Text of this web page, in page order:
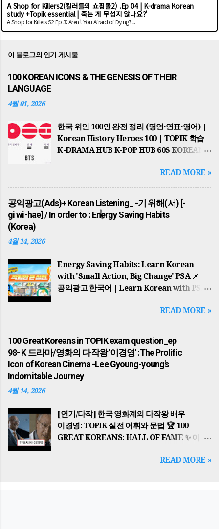
A Shop for Killers2(킬러들의 쇼핑몰2) .Ep 04 | K-drama Korean
study +Topik essential | 죽는 게 무섭지 않나요?'
A Shop for Killers S2 Ep 3: Aren't You Afraid of Dying?...
이 블로그의 인기 게시물
100 KOREAN ICONS & THE GENESIS OF THEIR
LANGUAGE
4월 01, 2026
한국 위인 100인 완전 정리 (명언·연표·영어) |
Korean History Heroes 100 | TOPIK 학습
K-DRAMA HUB K-POP HUB 60S KOREAN
HISTORICAL JOB & NEWS PSA KOREAN
REAL TASTE TOP 10 POST 📌 2026년 최신
업데이트 반영 THE ULTIMATE
HISTORICAL HUB 세종대왕부터 BTS까지…
한국을 바꾼 100인의 이야기 100 KOREAN
한반도의 역사는 단군왕검 이 고조선을
건국하면서 시작되었습니다. '홍익인간'이라는
건국 이념은 오늘날까지 한국인의 정신적
(주몽), 백제의 온조왕 , 신라의 박혁거세 는
각기 알에서 태어났다는 신비로운 탄생 설화를
가지고 각국을 세웠습니다. 가야의 김수로왕
역시 구지봉에서 내려온 황금 알을 통해 왕이
되었으며, 이들은 모두 하늘의 뜻을 받아
국가를 다스리기 시작했습니다. The history
serves as a spiritual guide for Koreans to
this ...
READ MORE »
공익광고(Ads)+ Korean Listening_ -기 위해(서) [-
gi wi-hae] / In order to : Energy Saving Habits
(Korea)
4월 14, 2026
Energy Saving Habits: Learn Korean
with 'Small Action, Big Change' PSA 📌
공익광고 한국어 | Learn Korean with PSA
Little Bother, A Big Participation: Energy
Saving Habits 🌍 배경 지식: 왜 에너지
광고는 단순한 환경 보호를 넘어, 중동 전쟁
(Middle East War) 으로 인한 글로벌 에너지
위기와 자원 안보의 중요성을 배경으로 합니다.
한국은 에너지의 대부분을 수입에 의존하기
goes beyond environmental protection;
it is rooted in the global energy crisis and
resource security issues caused by
Korea relies heavily on energy imports,
READ MORE »
100 Great Koreans in TOPIK exam question_ep
98- K 드라마/영화의 다작왕 '이경영' :The Prolific
Icon of Korean Cinema -Lee Gyoung-young's
Indomitable Journey
4월 14, 2026
[연기/다작] 한국 영화계의 다작왕 배우
이경영: TOPIK 실전 어휘와 문법 🏆 100
GREAT KOREANS: HALL OF FAME ✨ 이
일부입니다. 🎬 "진행시켜!" 한국 영화계의
READ MORE »